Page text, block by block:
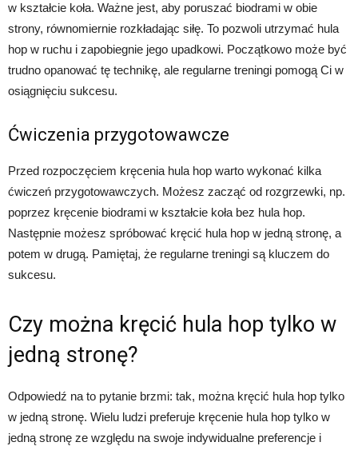
w kształcie koła. Ważne jest, aby poruszać biodrami w obie
strony, równomiernie rozkładając siłę. To pozwoli utrzymać hula
hop w ruchu i zapobiegnie jego upadkowi. Początkowo może być
trudno opanować tę technikę, ale regularne treningi pomogą Ci w
osiągnięciu sukcesu.
Ćwiczenia przygotowawcze
Przed rozpoczęciem kręcenia hula hop warto wykonać kilka
ćwiczeń przygotowawczych. Możesz zacząć od rozgrzewki, np.
poprzez kręcenie biodrami w kształcie koła bez hula hop.
Następnie możesz spróbować kręcić hula hop w jedną stronę, a
potem w drugą. Pamiętaj, że regularne treningi są kluczem do
sukcesu.
Czy można kręcić hula hop tylko w
jedną stronę?
Odpowiedź na to pytanie brzmi: tak, można kręcić hula hop tylko
w jedną stronę. Wielu ludzi preferuje kręcenie hula hop tylko w
jedną stronę ze względu na swoje indywidualne preferencje i